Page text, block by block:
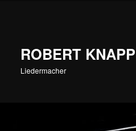
ROBERT KNAPP
Liedermacher